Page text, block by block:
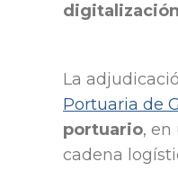
La
Portuaria de
portuario, en
cadena